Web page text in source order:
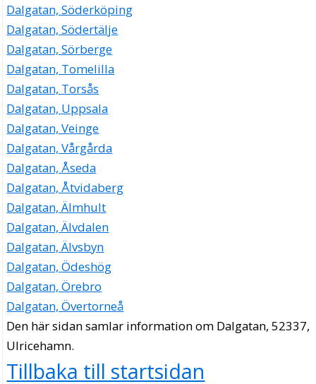
Dalgatan, Söderköping
Dalgatan, Södertälje
Dalgatan, Sörberge
Dalgatan, Tomelilla
Dalgatan, Torsås
Dalgatan, Uppsala
Dalgatan, Veinge
Dalgatan, Vårgårda
Dalgatan, Åseda
Dalgatan, Åtvidaberg
Dalgatan, Älmhult
Dalgatan, Älvdalen
Dalgatan, Älvsbyn
Dalgatan, Ödeshög
Dalgatan, Örebro
Dalgatan, Övertorneå
Den här sidan samlar information om Dalgatan, 52337,
Ulricehamn.
Tillbaka till startsidan